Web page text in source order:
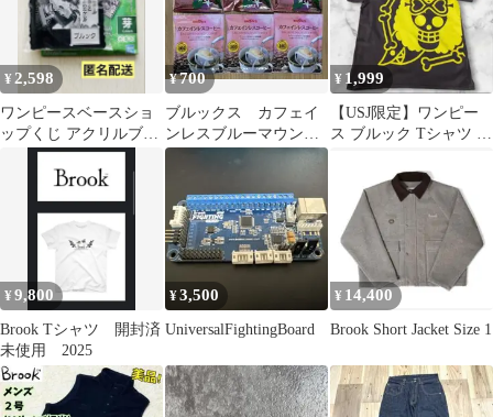
¥ 2,598
ワンピースベースショ
ップくじ アクリルブロ
ックチャーム賞 ブルッ
ク BROOK
¥700
ブルックス カフェイ
ンレスブルーマウンテ
ン カフェインレスコ
¥ 1,999
【USJ限定】ワンピー
ス ブルック Tシャツ M
¥9,800
Brook Tシャツ 開封済
未使用 2025
¥3,500
UniversalFightingBoard
¥ 14,400
Brook Short Jacket Size 1